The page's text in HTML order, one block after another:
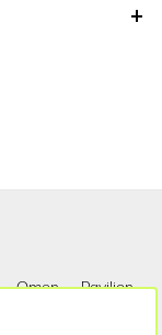
Omen Pavilion